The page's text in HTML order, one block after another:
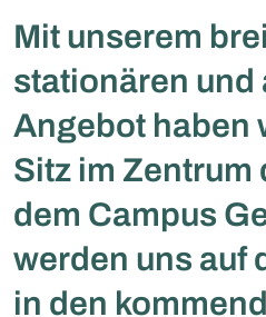
Mit unserem
stationären und
Angebot haben
Sitz im Zentrum
dem Campus
werden uns auf
in den